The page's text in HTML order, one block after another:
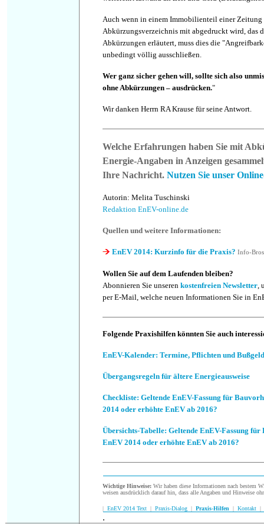
Auch wenn in einem Immobilienteil einer
Abkürzungsverzeichnis mit abgedruckt wird, das
Abkürzungen erläutert, muss dies die
unbedingt völlig ausschließen.
Wer ganz sicher gehen will, sollte sich also
ohne Abkürzungen – ausdrücken."
Wir danken Herrn RA Krause für seine Antwort.
Welche Erfahrungen haben Sie mit
Energie-Angaben in Anzeigen
Ihre Nachricht. Nutzen Sie unser
Autorin: Melita Tuschinski
Redaktion EnEV-online.de
Quellen und weitere Informationen:
EnEV 2014: Kurzinfo für die Praxis? Info-
Wollen Sie auf dem Laufenden bleiben?
Abonnieren Sie unseren kostenfreien Newsletter
per E-Mail, welche neuen Informationen Sie in
Folgende Praxishilfen könnten Sie auch
EnEV-Kalender: Termine, Pflichten und
Übergangsregeln für ältere Energieausweise
Checkliste: Geltende EnEV-Fassung für
2014 oder erhöhte EnEV ab 2016?
Übersichts-Tabelle: Geltende EnEV-Fassung
EnEV 2014 oder erhöhte EnEV ab 2016?
Wichtige Hinweise: Wir haben diese Informationen nach bestem
weisen ausdrücklich darauf hin, dass alle Angaben und Hinweise
| EnEV 2014 Text | Praxis-Dialog | Praxis-Hilfen | Kontakt |
.